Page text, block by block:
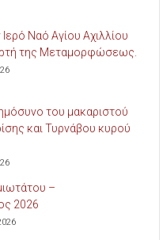
Ιερό Ναό Αγίου Αχιλλίου
της Μεταμορφώσεως.
του μακαριστού
και Τυρνάβου κυρού
–
2026